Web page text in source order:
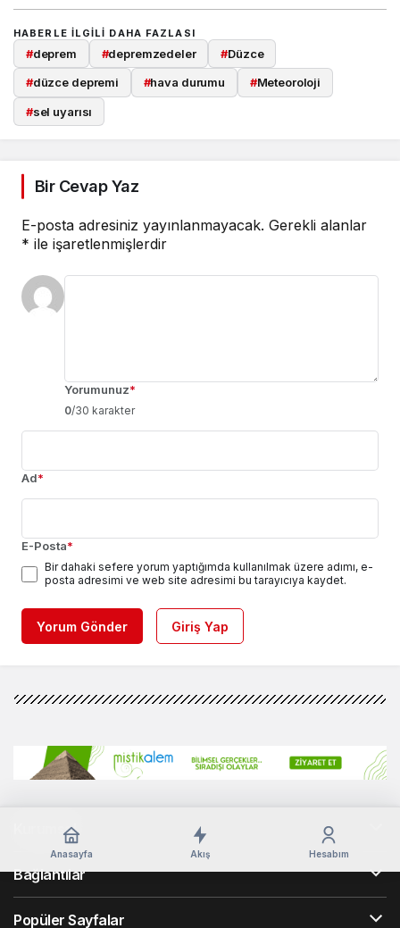
HABERLE ILGILI DAHA FAZLASI
#deprem #depremzedeler #Düzce
#düzce depremi #hava durumu #Meteoroloji
#sel uyarısı
Bir Cevap Yaz
E-posta adresiniz yayınlanmayacak. Gerekli alanlar
* ile işaretlenmişlerdir
Yorumunuz*
0/30 karakter
Ad*
E-Posta*
Bir dahaki sefere yorum yaptığımda kullanılmak üzere adımı, e-
posta adresimi ve web site adresimi bu tarayıcıya kaydet.
Yorum Gönder Giriş Yap
Anasayfa Akış Hesabım
Kurumsal
Bağlantılar
Popüler Sayfalar